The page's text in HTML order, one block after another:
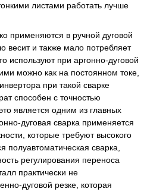
листами работать лучше
применяются в ручной дуговой
весит и также мало потребляет
используют при аргонно-дуговой
можно как на постоянном токе,
при такой сварке
способен с точностью
является одним из главных
дуговая сварка применяется
которые требуют высокого
полуавтоматическая сварка,
регулирования переноса
практически не
дуговой резке, которая